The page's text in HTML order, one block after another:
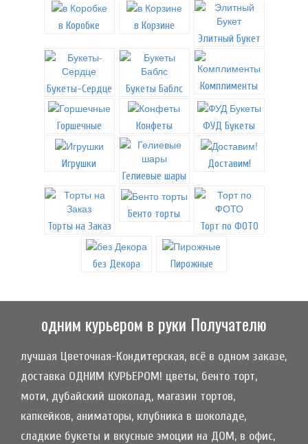
в Коробке
в Корзине
Элитный Букет
Букеты-Сердце Букеты Баблс Комплименты
Горшечные Конфеты ФУД Букеты
Игрушки
Гелиевые шары
Доставим!
Торты на Заказ
Бенто торты
Торт по ФОТО
без Декора Пирожные
одним курьером в руки Получателю
лучшая Цветочная-Кондитерская, всё в одном заказе,
доставка ОДНИМ КУРЬЕРОМ! цветы, бенто торт,
моти, дубайский шоколад, магазин тортов,
капкейков, аниматоры, клубника в шоколаде,
сладкие букеты и вкусные эмоции на ДОМ, в офис,